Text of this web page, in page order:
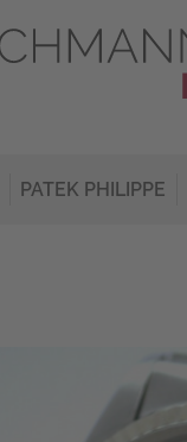
PATEK PHILIPPE